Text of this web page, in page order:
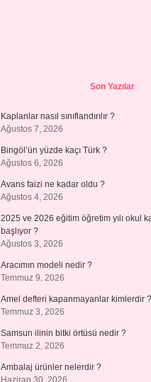
SidebarSon Yazılar
Kaplanlar nasıl sınıflandırılır ?
Ağustos 7, 2026
Bingöl’ün yüzde kaçı Türk ?
Ağustos 6, 2026
Avans faizi ne kadar oldu ?
Ağustos 4, 2026
2025 ve 2026 eğitim öğretim yılı okul
başlıyor ?
Ağustos 3, 2026
Aracımın modeli nedir ?
Temmuz 9, 2026
Amel defteri kapanmayanlar kimlerdir ?
Temmuz 3, 2026
Samsun ilinin bitki örtüsü nedir ?
Temmuz 2, 2026
Ambalaj ürünler nelerdir ?
Haziran 30, 2026